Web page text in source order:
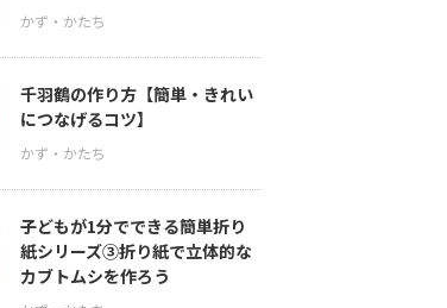
千羽鶴の作り方【簡単・きれい
につなげるコツ】
子どもが1分でできる簡単折り
紙シリーズ③折り紙で立体的な
カブトムシを作ろう